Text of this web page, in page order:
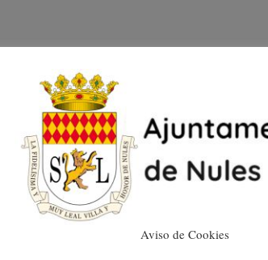
EXPRESIÓN
Aviso de Cookies